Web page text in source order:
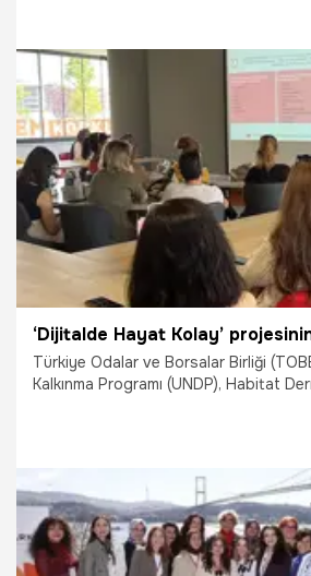
25.04.2025
Türkiye Odalar ve Borsalar Birliği
Kalkınma Programı (UNDP), Habitat
15.04.2025 Yaşam